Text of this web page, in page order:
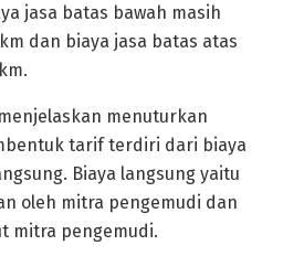
jasa batas bawah masih
dan biaya jasa batas atas
menuturkan
tarif terdiri dari biaya
Biaya langsung yaitu
oleh mitra pengemudi dan
mitra pengemudi.